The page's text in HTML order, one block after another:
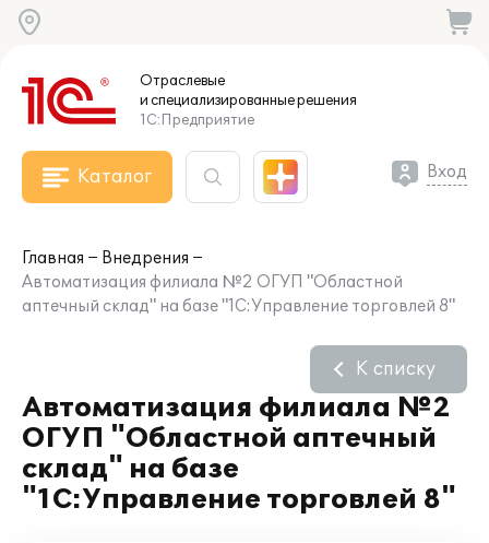
Отраслевые
и специализированныерешения
1С:Предприятие
Каталог Вход
Главная
Внедрения
Автоматизация филиала №2 ОГУП "Областной
аптечный склад" на базе "1С:Управление торговлей 8"
Автоматизация филиала №2
ОГУП "Областной аптечный
склад" на базе
"1С:Управление торговлей 8"
К списку